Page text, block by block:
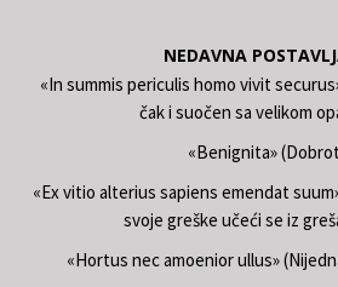
NEDAVNA
«In summis periculis homo vivit
čak i suočen sa velikom
«Benignita»
«Ex vitio alterius sapiens emendat
svoje greške učeći se iz
«Hortus nec amoenior ullus»